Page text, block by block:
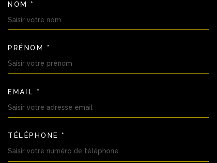
NOM *
PRÉNOM *
EMAIL *
TÉLÉPHONE *